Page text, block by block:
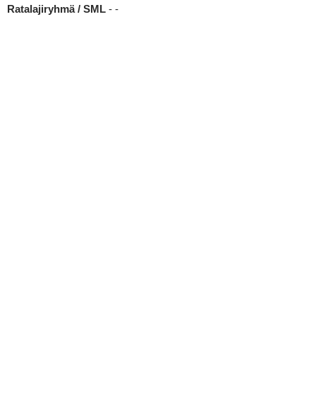
Ratalajiryhmä / SML - -